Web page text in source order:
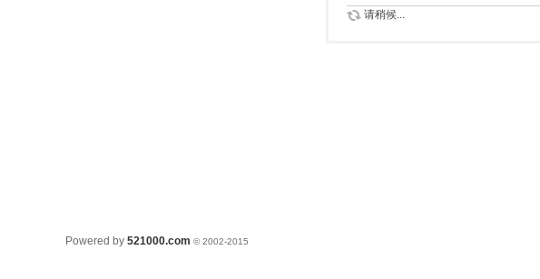
请稍候...
Powered by 521000.com © 2002-2015